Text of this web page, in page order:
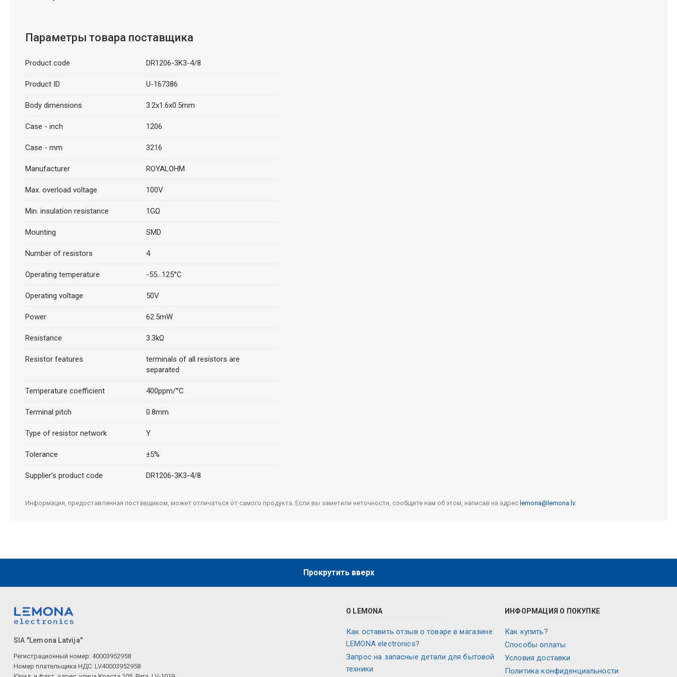
Параметры товара поставщика
Product code DR1206-3K3-4/8
Product ID U-167386
Body dimensions 3.2x1.6x0.5mm
Case - inch 1206
Case - mm 3216
Manufacturer ROYALOHM
Max. overload voltage 100V
Min. insulation resistance 1GΩ
Mounting SMD
Number of resistors 4
Operating temperature -55...125°C
Operating voltage 50V
Power 62.5mW
Resistance 3.3kΩ
Resistor features
terminals of all resistors are
separated
Temperature coefficient 400ppm/°C
Terminal pitch 0.8mm
Type of resistor network Y
Tolerance ±5%
Supplier's product code DR1206-3K3-4/8
Информация, предоставленная поставщиком, может отличаться от самого продукта. Если вы заметили неточности, сообщите нам об этом, написав на адрес lemona@lemona.lv.
Прокрутить вверх
SIA "Lemona Latvija"
Регистрационный номер: 40003952958
Номер плательщика НДС: LV40003952958
О LEMONA
Как оставить отзыв о товаре в магазине
LEMONA electronics?
Запрос на запасные детали для бытовой
техники
ИНФОРМАЦИЯ О ПОКУПКЕ
Как купить?
Способы оплаты
Условия доставки
Политика конфиденциальности